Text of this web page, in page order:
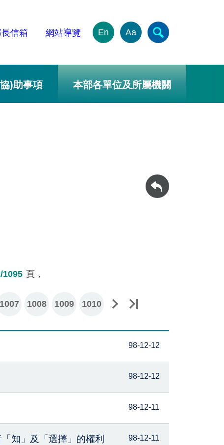
信箱 網站導覽 En Aa
)助事項 本部各單位及所屬機關
回上一頁
1095 頁，
1007 1008 1009 1010
下一頁最後一頁
98-12-12
98-12-12
98-12-11
知」及「選擇」的權利 98-12-11